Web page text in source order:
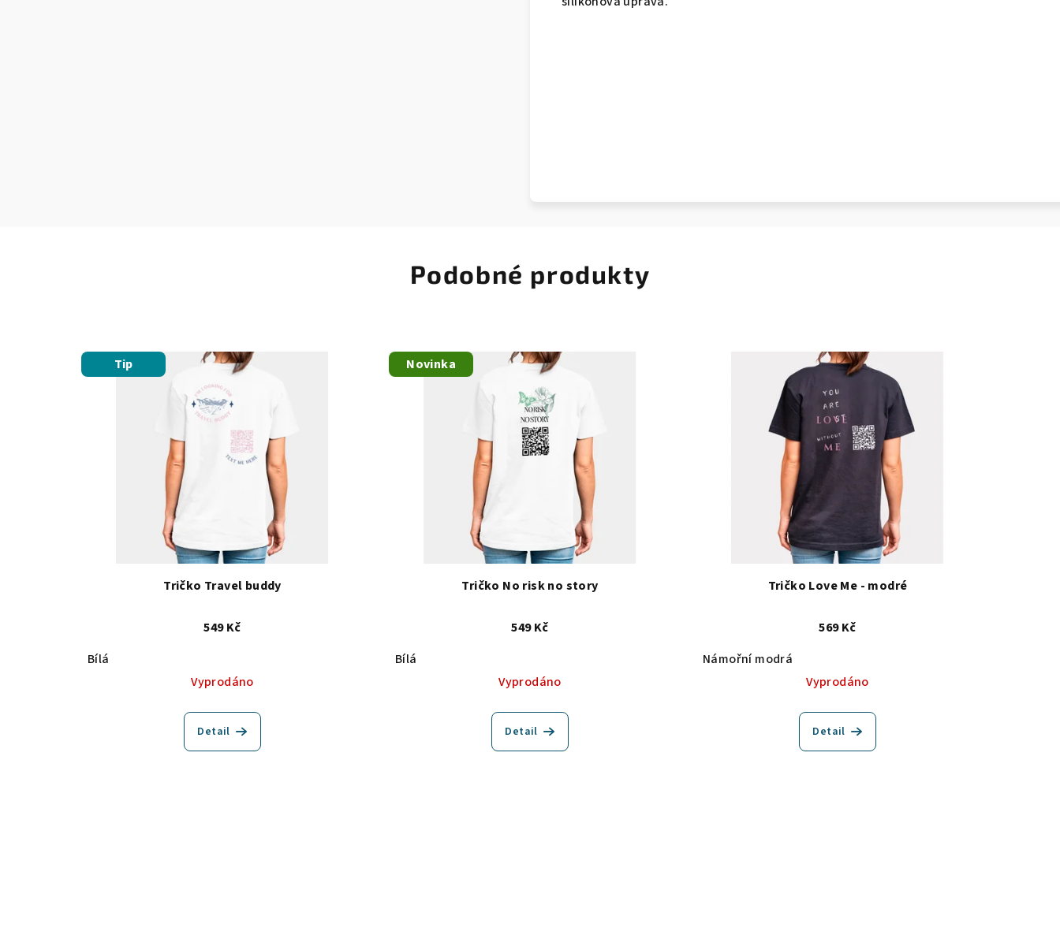
Podobné produkty
Tip
Tričko Travel buddy
549 Kč
Bílá
Vyprodáno
Detail
Novinka
Tričko No risk no story
549 Kč
Bílá
Vyprodáno
Detail
Tričko Love Me - modré
569 Kč
Námořní modrá
Vyprodáno
Detail